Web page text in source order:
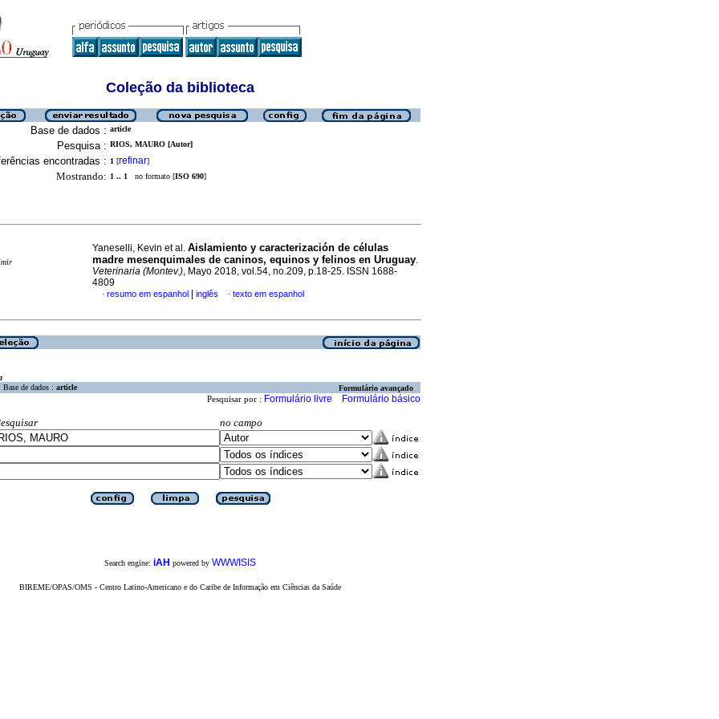
Coleção da biblioteca
Base de dados : article
Pesquisa : RIOS, MAURO [Autor]
encontradas : 1 [refinar]
Mostrando: 1 .. 1 no formato [ISO 690]
Yaneselli, Kevin et al. Aislamiento y caracterización de células
madre mesenquimales de caninos, equinos y felinos en Uruguay.
Veterinaria (Montev.), Mayo 2018, vol.54, no.209, p.18-25. ISSN 1688-
4809
· resumo em espanhol inglês · texto em espanhol
Base de dados : article Formulário avançado
Pesquisar por : Formulário livre Formulário básico
no campo
Search engine: iAH powered by WWWISIS
BIREME/OPAS/OMS - Centro Latino-Americano e do Caribe de Informação em Ciências da Saúde